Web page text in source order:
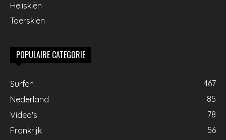
Heliskiën
Toerskiën
POPULAIRE CATEGORIE
Surfen
467
Nederland
85
Video's
78
Frankrijk
56